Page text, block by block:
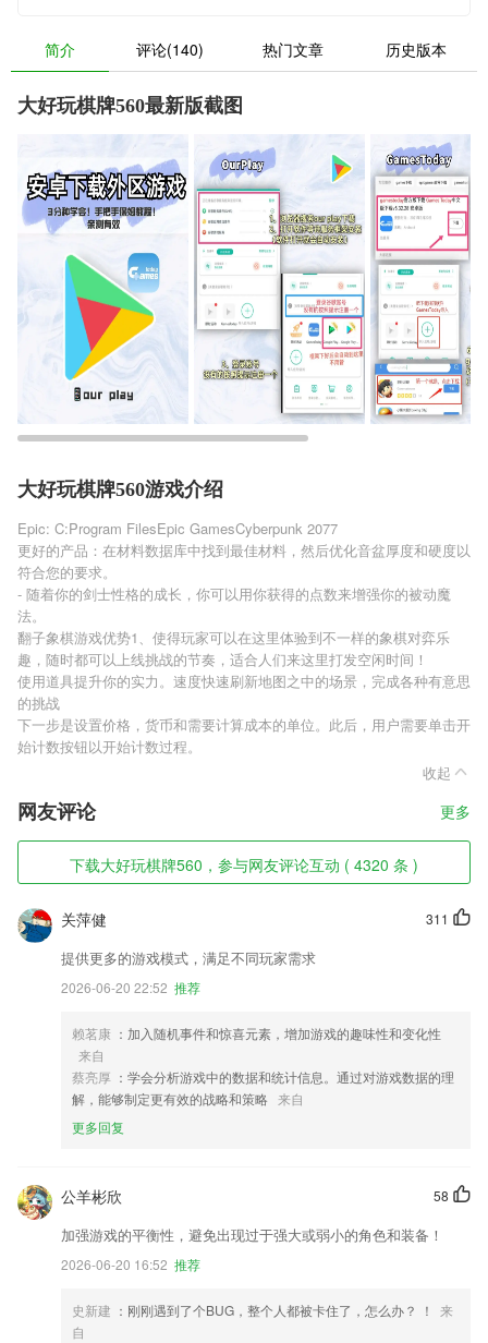
简介 评论(140) 热门文章 历史版本
大好玩棋牌560最新版截图
大好玩棋牌560游戏介绍
Epic: C:Program FilesEpic GamesCyberpunk 2077
更好的产品：在材料数据库中找到最佳材料，然后优化音盆厚度和硬度以
符合您的要求。
- 随着你的剑士性格的成长，你可以用你获得的点数来增强你的被动魔
法。
翻子象棋游戏优势1、使得玩家可以在这里体验到不一样的象棋对弈乐
趣，随时都可以上线挑战的节奏，适合人们来这里打发空闲时间！
使用道具提升你的实力。速度快速刷新地图之中的场景，完成各种有意思
的挑战
下一步是设置价格，货币和需要计算成本的单位。此后，用户需要单击开
始计数按钮以开始计数过程。
收起
网友评论 更多
下载大好玩棋牌560，参与网友评论互动 ( 4320 条 )
311
关萍健
提供更多的游戏模式，满足不同玩家需求
2026-06-20 22:52 推荐
赖茗康 ：加入随机事件和惊喜元素，增加游戏的趣味性和变化性
来自
蔡亮厚 ：学会分析游戏中的数据和统计信息。通过对游戏数据的理
解，能够制定更有效的战略和策略 来自
更多回复
58
公羊彬欣
加强游戏的平衡性，避免出现过于强大或弱小的角色和装备！
2026-06-20 16:52 推荐
史新建 ：刚刚遇到了个BUG，整个人都被卡住了，怎么办？ ！
来
自